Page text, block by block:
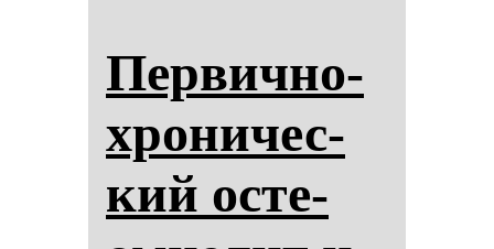
Пер­вич­но-
хро­ни­чес­
кий ос­те­